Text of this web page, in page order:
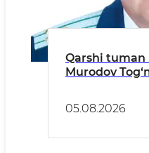
Qarshi tuman
Murodov
05.08.2026